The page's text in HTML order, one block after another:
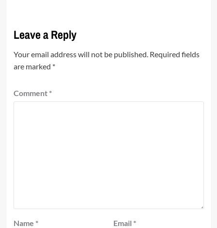
Leave a Reply
Your email address will not be published. Required fields
are marked *
Comment *
Name * Email *